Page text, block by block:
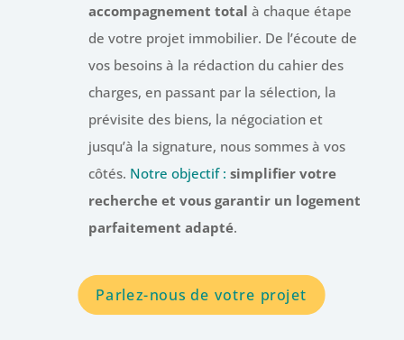
accompagnement total à chaque étape
de votre projet immobilier. De l’écoute de
vos besoins à la rédaction du cahier des
charges, en passant par la sélection, la
prévisite des biens, la négociation et
jusqu’à la signature, nous sommes à vos
côtés. Notre objectif : simplifier votre
recherche et vous garantir un logement
parfaitement adapté.
Parlez-nous de votre projet